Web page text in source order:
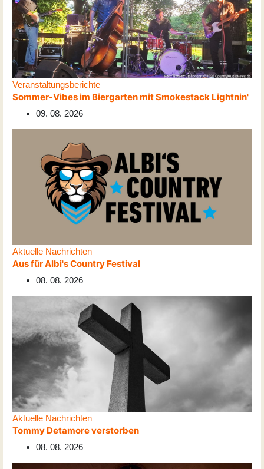
Veranstaltungsberichte
Sommer-Vibes im Biergarten mit Smokestack Lightnin'
09. 08. 2026
Aktuelle Nachrichten
Aus für Albi's Country Festival
08. 08. 2026
Aktuelle Nachrichten
Tommy Detamore verstorben
08. 08. 2026